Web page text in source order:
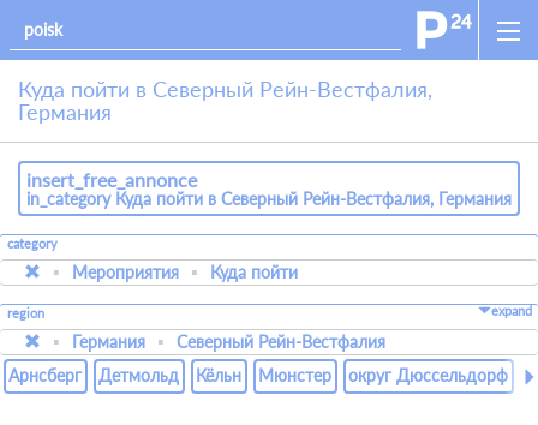
Куда пойти в Северный Рейн-Вестфалия,
Германия
insert_free_annonce
in_category Куда пойти в Северный Рейн-Вестфалия, Германия
category
Мероприятия Куда пойти
region expand
Германия
Северный Рейн-Вестфалия
Арнсберг
Детмольд Кёльн Мюнстер округ Дюссельдорф